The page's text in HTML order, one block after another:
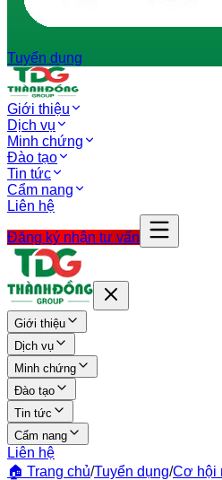
Tuyển dụng
Giới thiệu
Dịch vụ
Minh chứng
Đào tạo
Tin tức
Cẩm nang
Liên hệ
Đăng ký nhận tư vấn
Giới thiệu
Dịch vụ
Minh chứng
Đào tạo
Tin tức
Cẩm nang
Liên hệ
🏠 Trang chủ/Tuyển dụng/Cơ hội